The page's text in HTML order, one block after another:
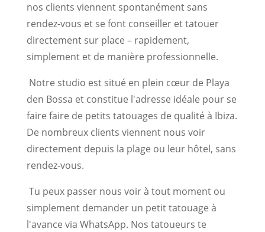
nos clients viennent spontanément sans
rendez-vous et se font conseiller et tatouer
directement sur place – rapidement,
simplement et de manière professionnelle.
Notre studio est situé en plein cœur de Playa
den Bossa et constitue l'adresse idéale pour se
faire faire de petits tatouages de qualité à Ibiza.
De nombreux clients viennent nous voir
directement depuis la plage ou leur hôtel, sans
rendez-vous.
Tu peux passer nous voir à tout moment ou
simplement demander un petit tatouage à
l'avance via WhatsApp. Nos tatoueurs te